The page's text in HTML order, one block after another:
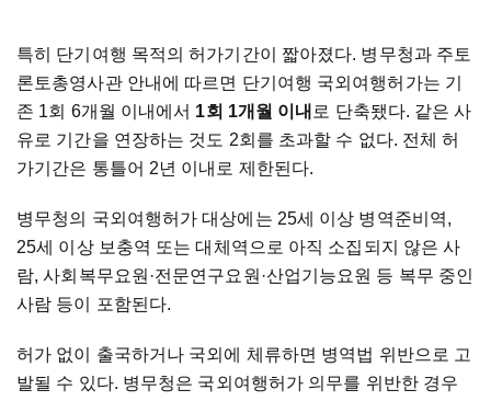
특히 단기여행 목적의 허가기간이 짧아졌다. 병무청과 주토
론토총영사관 안내에 따르면 단기여행 국외여행허가는 기
존 1회 6개월 이내에서 1회 1개월 이내 로 단축됐다. 같은 사
유로 기간을 연장하는 것도 2회를 초과할 수 없다. 전체 허
가기간은 통틀어 2년 이내로 제한된다.
병무청의 국외여행허가 대상에는 25세 이상 병역준비역,
25세 이상 보충역 또는 대체역으로 아직 소집되지 않은 사
람, 사회복무요원·전문연구요원·산업기능요원 등 복무 중인
사람 등이 포함된다.
허가 없이 출국하거나 국외에 체류하면 병역법 위반으로 고
발될 수 있다. 병무청은 국외여행허가 의무를 위반한 경우